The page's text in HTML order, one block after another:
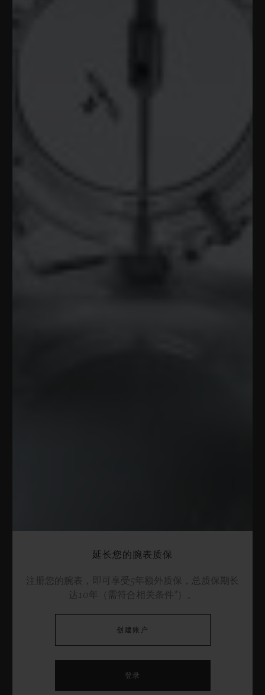
延长您的腕表质保
注册您的腕表，即可享受5年额外质保，总质保期长
达10年（需符合相关条件*）。
创建账户